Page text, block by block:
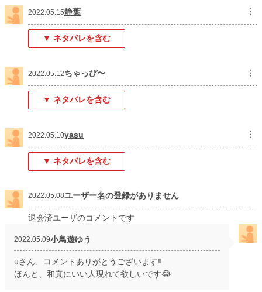
2022.05.15静葉 ︙
▼ ネタバレを含む
2022.05.12ちゃっぴ〜 ︙
▼ ネタバレを含む
2022.05.10yasu ︙
▼ ネタバレを含む
2022.05.08ユーザー名の登録がありません
退会済ユーザのコメントです
2022.05.09小鳥遊ゆう
uさん、コメントありがとうございます‼️
ほんと、和真にいい人現れて欲しいです😂